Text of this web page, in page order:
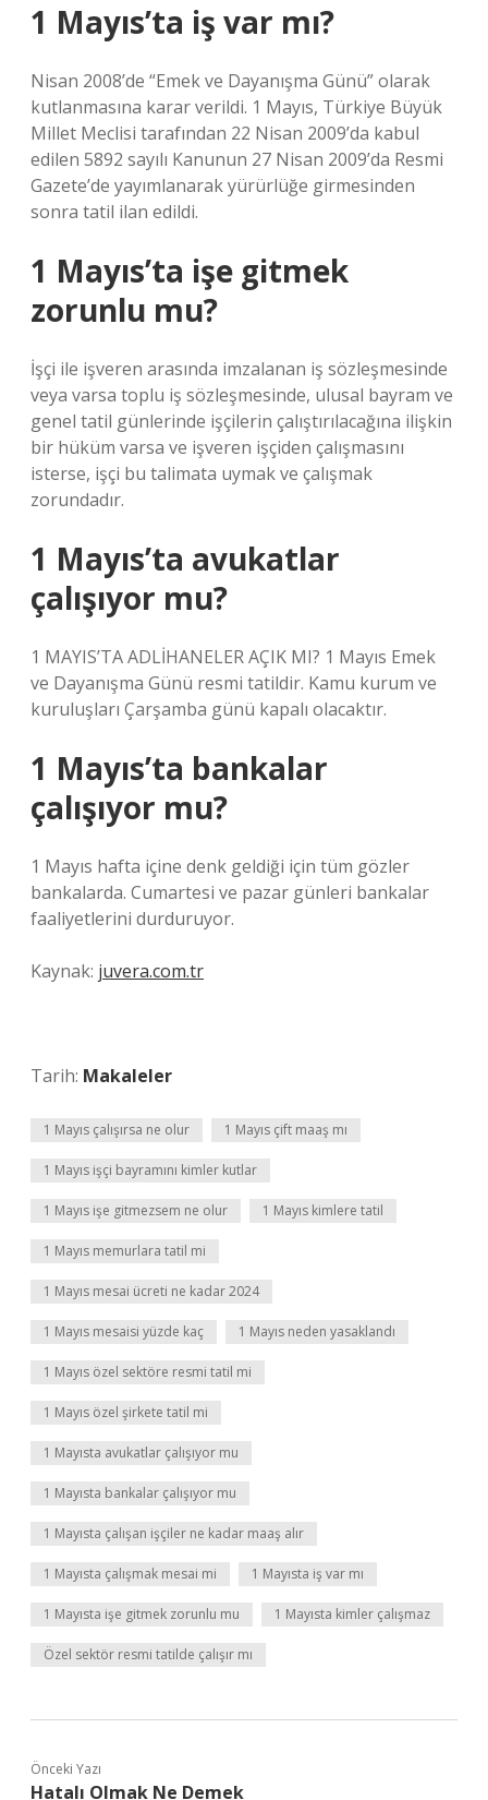
1 Mayıs’ta iş var mı?
Nisan 2008’de “Emek ve Dayanışma Günü” olarak
kutlanmasına karar verildi. 1 Mayıs, Türkiye Büyük
Millet Meclisi tarafından 22 Nisan 2009’da kabul
edilen 5892 sayılı Kanunun 27 Nisan 2009’da Resmi
Gazete’de yayımlanarak yürürlüğe girmesinden
sonra tatil ilan edildi.
1 Mayıs’ta işe gitmek
zorunlu mu?
İşçi ile işveren arasında imzalanan iş sözleşmesinde
veya varsa toplu iş sözleşmesinde, ulusal bayram ve
genel tatil günlerinde işçilerin çalıştırılacağına ilişkin
bir hüküm varsa ve işveren işçiden çalışmasını
isterse, işçi bu talimata uymak ve çalışmak
zorundadır.
1 Mayıs’ta avukatlar
çalışıyor mu?
1 MAYIS’TA ADLİHANELER AÇIK MI? 1 Mayıs Emek
ve Dayanışma Günü resmi tatildir. Kamu kurum ve
kuruluşları Çarşamba günü kapalı olacaktır.
1 Mayıs’ta bankalar
çalışıyor mu?
1 Mayıs hafta içine denk geldiği için tüm gözler
bankalarda. Cumartesi ve pazar günleri bankalar
faaliyetlerini durduruyor.
Kaynak: juvera.com.tr
Tarih: Makaleler
1 Mayıs çalışırsa ne olur 1 Mayıs çift maaş mı
1 Mayıs işçi bayramını kimler kutlar
1 Mayıs işe gitmezsem ne olur 1 Mayıs kimlere tatil
1 Mayıs memurlara tatil mi
1 Mayıs mesai ücreti ne kadar 2024
1 Mayıs mesaisi yüzde kaç 1 Mayıs neden yasaklandı
1 Mayıs özel sektöre resmi tatil mi
1 Mayıs özel şirkete tatil mi
1 Mayısta avukatlar çalışıyor mu
1 Mayısta bankalar çalışıyor mu
1 Mayısta çalışan işçiler ne kadar maaş alır
1 Mayısta çalışmak mesai mi 1 Mayısta iş var mı
1 Mayısta işe gitmek zorunlu mu 1 Mayısta kimler çalışmaz
Özel sektör resmi tatilde çalışır mı
Önceki Yazı
Hatalı Olmak Ne Demek